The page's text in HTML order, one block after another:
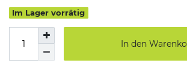
Im Lager vorrätig
In den